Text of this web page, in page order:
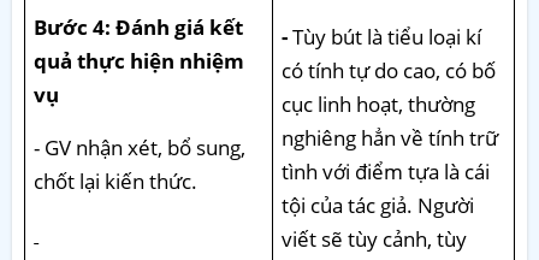
Bước 4: Đánh giá kết
quả thực hiện nhiệm
vụ
- GV nhận xét, bổ sung,
chốt lại kiến thức.
-Tùy bút là tiểu loại kí
có tính tự do cao, có bố
cục linh hoạt, thường
nghiêng hẳn về tính trữ
tình với điểm tựa là cái
tội của tác giả. Người
viết sẽ tùy cảnh, tùy